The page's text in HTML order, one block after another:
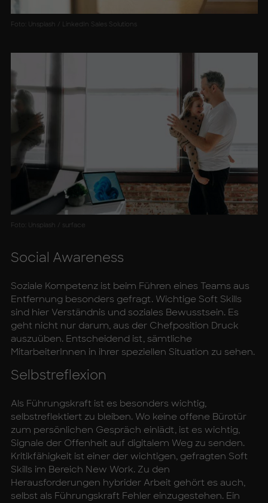
Foto: Unsplash / LinkedIn Sales Solutions
Foto: Unsplash / surface
So­ci­al Awa­ren­ess
Soziale Kompetenz ist beim Führen eines Teams aus
Entfernung besonders gefragt. Wichtige Soft Skills
sind hier Verständnis und soziales Bewusstsein. Es
geht nicht nur darum, aus der Chefposition Druck
auszuüben. Entscheidend ist, sämtliche
MitarbeiterInnen in ihrer speziellen Situation zu sehen.
Selbst­re­fle­xi­on
Als Führungskraft ist es besonders wichtig,
selbstreflektiert zu bleiben. Wo keine offene Bürotür
zum persönlichen Gespräch einlädt, ist es wichtig,
Signale der Offenheit auf digitalem Weg zu senden.
Kritikfähigkeit ist einer der wichtigen, gefragten Soft
Skills im Bereich New Work. Zu den
Herausforderungen hybrider Arbeit gehört es auch,
selbst als Führungskraft Fehler einzugestehen. Ein